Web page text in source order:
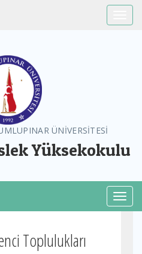
ÜNİVERSİTESİ
Yüksekokulu
Toplulukları